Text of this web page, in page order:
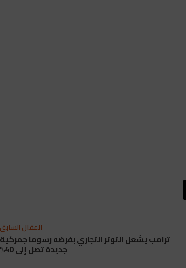
المقال السابق
ترامب يشعل التوتر التجاري بفرضه رسوماً جمركية
جديدة تصل إلى 40%